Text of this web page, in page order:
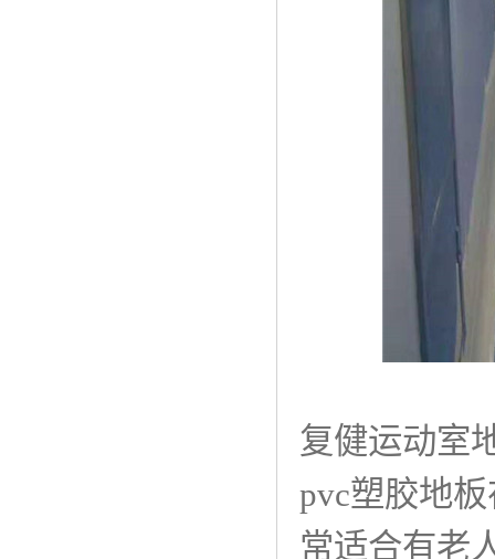
复健运动室
pvc塑胶地
常适合有老